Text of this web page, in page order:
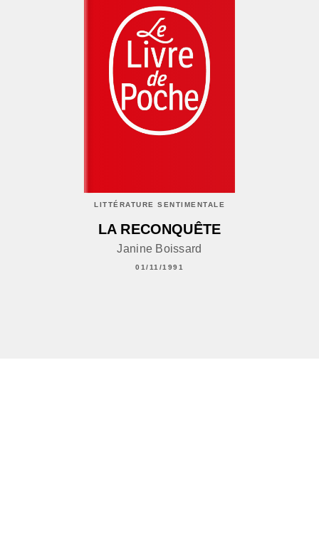
LITTÉRATURE SENTIMENTALE
LA RECONQUÊTE
Janine Boissard
01/11/1991